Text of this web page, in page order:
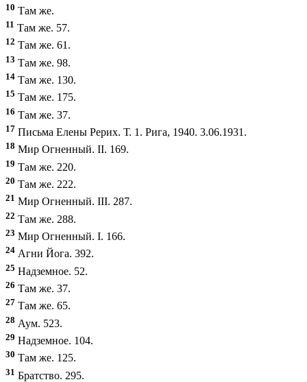
10 Там же.
11 Там же. 57.
12 Там же. 61.
13 Там же. 98.
14 Там же. 130.
15 Там же. 175.
16 Там же. 37.
17 Письма Елены Рерих. Т. 1. Рига, 1940. 3.06.1931.
18 Мир Огненный. II. 169.
19 Там же. 220.
20 Там же. 222.
21 Мир Огненный. III. 287.
22 Там же. 288.
23 Мир Огненный. I. 166.
24 Агни Йога. 392.
25 Надземное. 52.
26 Там же. 37.
27 Там же. 65.
28 Аум. 523.
29 Надземное. 104.
30 Там же. 125.
31 Братство. 295.